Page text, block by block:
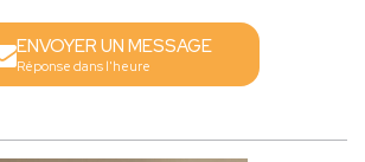
ENVOYER UN MESSAGE
Réponse dans l'heure